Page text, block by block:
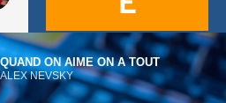
QUAND ON AIME ON A TOUT
ALEX NEVSKY